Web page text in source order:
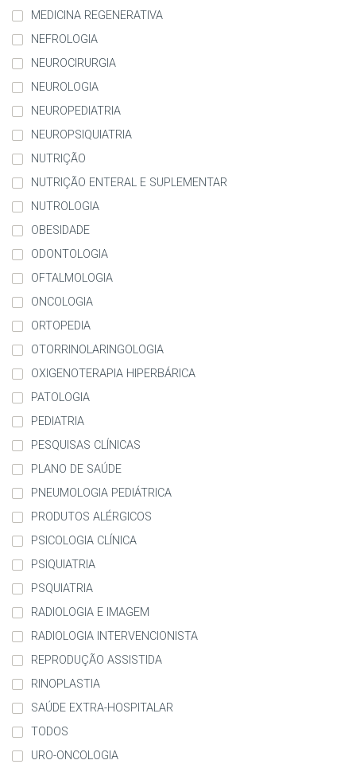
MEDICINA REGENERATIVA
NEFROLOGIA
NEUROCIRURGIA
NEUROLOGIA
NEUROPEDIATRIA
NEUROPSIQUIATRIA
NUTRIÇÃO
NUTRIÇÃO ENTERAL E SUPLEMENTAR
NUTROLOGIA
OBESIDADE
ODONTOLOGIA
OFTALMOLOGIA
ONCOLOGIA
ORTOPEDIA
OTORRINOLARINGOLOGIA
OXIGENOTERAPIA HIPERBÁRICA
PATOLOGIA
PEDIATRIA
PESQUISAS CLÍNICAS
PLANO DE SAÚDE
PNEUMOLOGIA PEDIÁTRICA
PRODUTOS ALÉRGICOS
PSICOLOGIA CLÍNICA
PSIQUIATRIA
PSQUIATRIA
RADIOLOGIA E IMAGEM
RADIOLOGIA INTERVENCIONISTA
REPRODUÇÃO ASSISTIDA
RINOPLASTIA
SAÚDE EXTRA-HOSPITALAR
TODOS
URO-ONCOLOGIA